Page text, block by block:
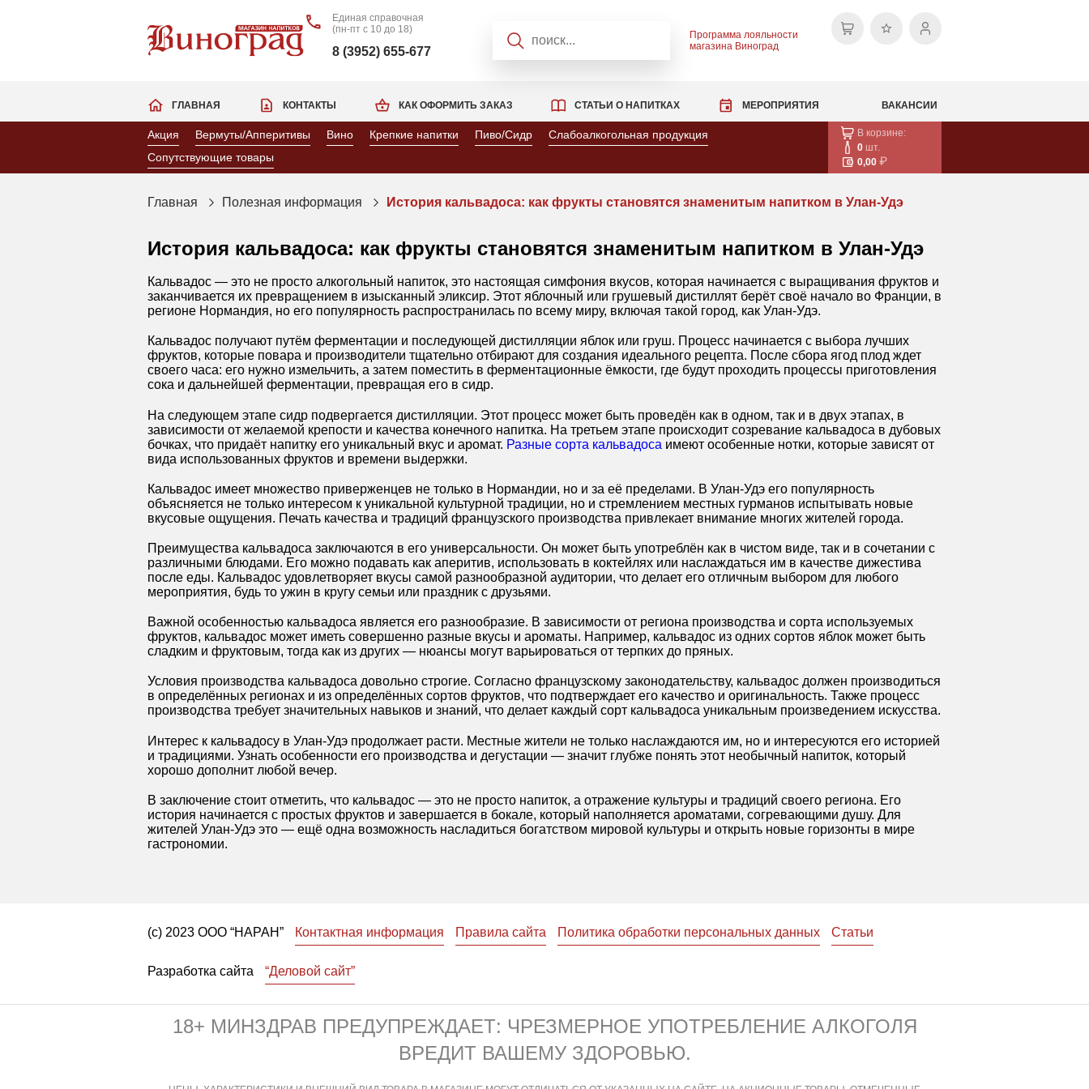
Единая справочная
(пн-пт с 10 до 18)
8 (3952) 655-677
Программа лояльности
магазина Виноград
КАК ОФОРМИТЬ ЗАКАЗ СТАТЬИ О НАПИТКАХ МЕРОПРИЯТИЯ ВАКАНСИИ
ГЛАВНАЯ КОНТАКТЫ
Акция Вермуты/Апперитивы Вино Крепкие напитки Пиво/Сидр
Слабоалкогольная продукция
Сопутствующие товары
В корзине:
0 шт.
0,00
Главная Полезная информация История кальвадоса: как фрукты становятся знаменитым напитком в Улан-Удэ
История кальвадоса: как фрукты становятся знаменитым напитком в Улан-Удэ
Кальвадос — это не просто алкогольный напиток, это настоящая симфония вкусов, которая начинается с выращивания фруктов и
заканчивается их превращением в изысканный эликсир. Этот яблочный или грушевый дистиллят берёт своё начало во Франции, в
регионе Нормандия, но его популярность распространилась по всему миру, включая такой город, как Улан-Удэ.
Кальвадос получают путём ферментации и последующей дистилляции яблок или груш. Процесс начинается с выбора лучших
фруктов, которые повара и производители тщательно отбирают для создания идеального рецепта. После сбора ягод плод ждет
своего часа: его нужно измельчить, а затем поместить в ферментационные ёмкости, где будут проходить процессы приготовления
сока и дальнейшей ферментации, превращая его в сидр.
На следующем этапе сидр подвергается дистилляции. Этот процесс может быть проведён как в одном, так и в двух этапах, в
зависимости от желаемой крепости и качества конечного напитка. На третьем этапе происходит созревание кальвадоса в дубовых
бочках, что придаёт напитку его уникальный вкус и аромат. Разные сорта кальвадоса имеют особенные нотки, которые зависят от
вида использованных фруктов и времени выдержки.
Кальвадос имеет множество приверженцев не только в Нормандии, но и за её пределами. В Улан-Удэ его популярность
объясняется не только интересом к уникальной культурной традиции, но и стремлением местных гурманов испытывать новые
вкусовые ощущения. Печать качества и традиций французского производства привлекает внимание многих жителей города.
Преимущества кальвадоса заключаются в его универсальности. Он может быть употреблён как в чистом виде, так и в сочетании с
различными блюдами. Его можно подавать как аперитив, использовать в коктейлях или наслаждаться им в качестве дижестива
после еды. Кальвадос удовлетворяет вкусы самой разнообразной аудитории, что делает его отличным выбором для любого
мероприятия, будь то ужин в кругу семьи или праздник с друзьями.
Важной особенностью кальвадоса является его разнообразие. В зависимости от региона производства и сорта используемых
фруктов, кальвадос может иметь совершенно разные вкусы и ароматы. Например, кальвадос из одних сортов яблок может быть
сладким и фруктовым, тогда как из других — нюансы могут варьироваться от терпких до пряных.
Условия производства кальвадоса довольно строгие. Согласно французскому законодательству, кальвадос должен производиться
в определённых регионах и из определённых сортов фруктов, что подтверждает его качество и оригинальность. Также процесс
производства требует значительных навыков и знаний, что делает каждый сорт кальвадоса уникальным произведением искусства.
Интерес к кальвадосу в Улан-Удэ продолжает расти. Местные жители не только наслаждаются им, но и интересуются его историей
и традициями. Узнать особенности его производства и дегустации — значит глубже понять этот необычный напиток, который
хорошо дополнит любой вечер.
В заключение стоит отметить, что кальвадос — это не просто напиток, а отражение культуры и традиций своего региона. Его
история начинается с простых фруктов и завершается в бокале, который наполняется ароматами, согревающими душу. Для
жителей Улан-Удэ это — ещё одна возможность насладиться богатством мировой культуры и открыть новые горизонты в мире
гастрономии.
(с) 2023 ООО “НАРАН” Контактная информация Правила сайта Политика обработки персональных данных Статьи
Разработка сайта “Деловой сайт”
18+ МИНЗДРАВ ПРЕДУПРЕЖДАЕТ: ЧРЕЗМЕРНОЕ УПОТРЕБЛЕНИЕ АЛКОГОЛЯ
ВРЕДИТ ВАШЕМУ ЗДОРОВЬЮ.